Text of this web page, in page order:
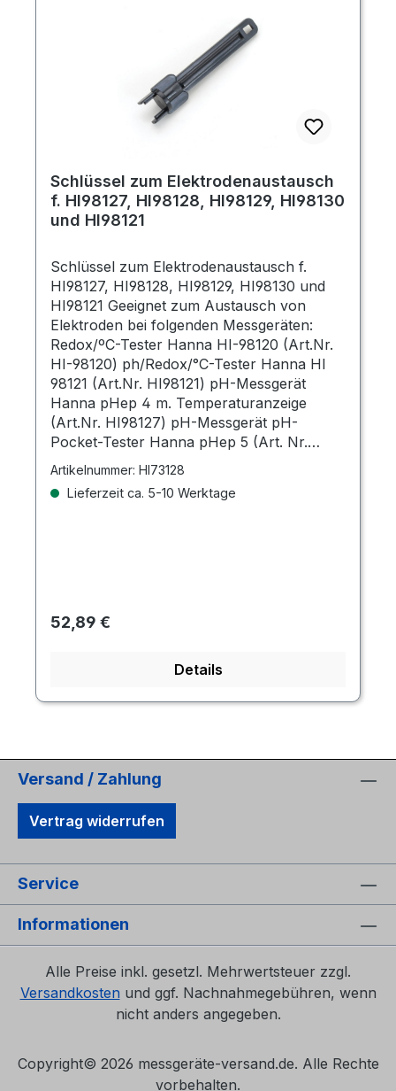
Schlüssel zum Elektrodenaustausch
f. HI98127, HI98128, HI98129, HI98130
und HI98121
Schlüssel zum Elektrodenaustausch f.
HI98127, HI98128, HI98129, HI98130 und
HI98121 Geeignet zum Austausch von
Elektroden bei folgenden Messgeräten:
Redox/ºC-Tester Hanna HI-98120 (Art.Nr.
HI-98120) ph/Redox/°C-Tester Hanna HI
98121 (Art.Nr. HI98121) pH-Messgerät
Hanna pHep 4 m. Temperaturanzeige
(Art.Nr. HI98127) pH-Messgerät pH-
Pocket-Tester Hanna pHep 5 (Art. Nr.
HI98128) pH/EC/TDS/C°-Messgerät Hanna
HI98129 Combo-Tester (Art.Nr. HI-98129)
Hanna pH- und Leitfähigkeitsmessgerät HI
KunststoffFarbe: schwarzLänge: ca. 105
mmDurchmesser: ca. 17 mmGewicht: ca. 6
Elektrodenaustausch HI73128 kann bei
und ausdrucken. Den Hanna ph/Redox/°C
-Tester Hanna HI98121 erhalten Sie hier >>
Eine Zusammenfassung des Zubehörs für
den Hanna pH/Redox/ºC-Tester HI98121
Artikelnummer: HI73128
Lieferzeit ca. 5-10 Werktage
Regulärer Preis:
52,89 €
Details
Versand / Zahlung
Vertrag widerrufen
Service
Informationen
Alle Preise inkl. gesetzl. Mehrwertsteuer zzgl.
Versandkosten und ggf. Nachnahmegebühren, wenn
nicht anders angegeben.
Copyright© 2026 messgeräte-versand.de. Alle Rechte
vorbehalten.